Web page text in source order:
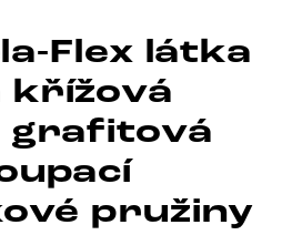
Flex látka
křížová
grafitová
pružiny